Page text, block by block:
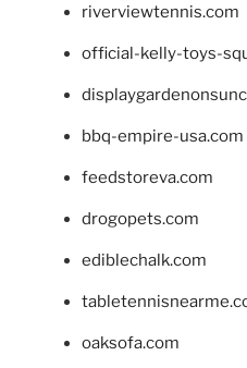
riverviewtennis.com
official-kelly-toys-
bbq-empire-usa.com
feedstoreva.com
drogopets.com
ediblechalk.com
oaksofa.com